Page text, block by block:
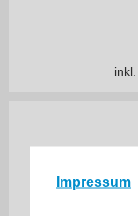
Impressum